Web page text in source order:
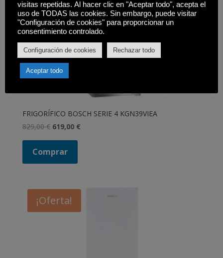
FRIGORÍFICO BOSCH SERIE 4 KGN39VIEA
829,00€ El
original
619,00 €El
Comprar
¡Oferta!
visitas repetidas. Al hacer clic en "Aceptar todo", acepta el
uso de TODAS las cookies. Sin embargo, puede visitar
"Configuración de cookies" para proporcionar un
consentimiento controlado.
Configuración de cookies Rechazar todo
Aceptar todo